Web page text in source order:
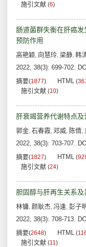
施引文献 (6)
肠道菌群失衡在肝癌
预防作用
高艳颖, 向慧玲, 梁静, 韩
2022, 38(3): 699-702.
摘要(1877) HTML (
施引文献 (10)
肝衰竭营养代谢特点
郭金, 石春霞, 邓威, 陈倩,
2022, 38(3): 703-707.
摘要(1827) HTML (
施引文献 (24)
胆固醇与肝再生关系
林镛, 颜耿杰, 冯逢, 彭子
2022, 38(3): 708-713.
摘要(2648) HTML (
施引文献 (11)